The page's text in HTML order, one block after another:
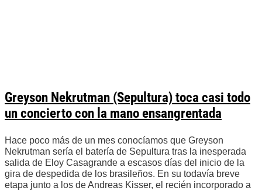
Greyson Nekrutman (Sepultura) toca casi todo
un concierto con la mano ensangrentada
Hace poco más de un mes conocíamos que Greyson
Nekrutman sería el batería de Sepultura tras la inesperada
salida de Eloy Casagrande a escasos días del inicio de la
gira de despedida de los brasileños. En su todavía breve
etapa junto a los de Andreas Kisser, el recién incorporado a